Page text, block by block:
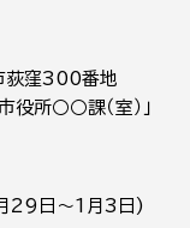
窪300番地
所○○課（室）」
29日～1月3日)